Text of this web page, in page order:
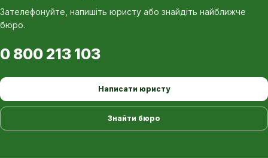
Зателефонуйте, напишіть юристу або знайдіть найближче
бюро.
0 800 213 103
Написати юристу
Знайти бюро